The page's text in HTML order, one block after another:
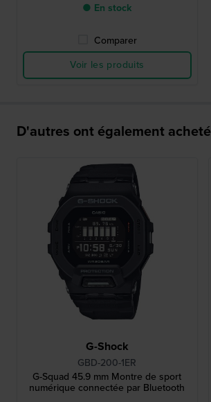
● En stock
Comparer
Voir les produits
D'autres ont également acheté
G-Shock
GBD-200-1ER
G-Squad 45.9 mm Montre de sport
numérique connectée par Bluetooth